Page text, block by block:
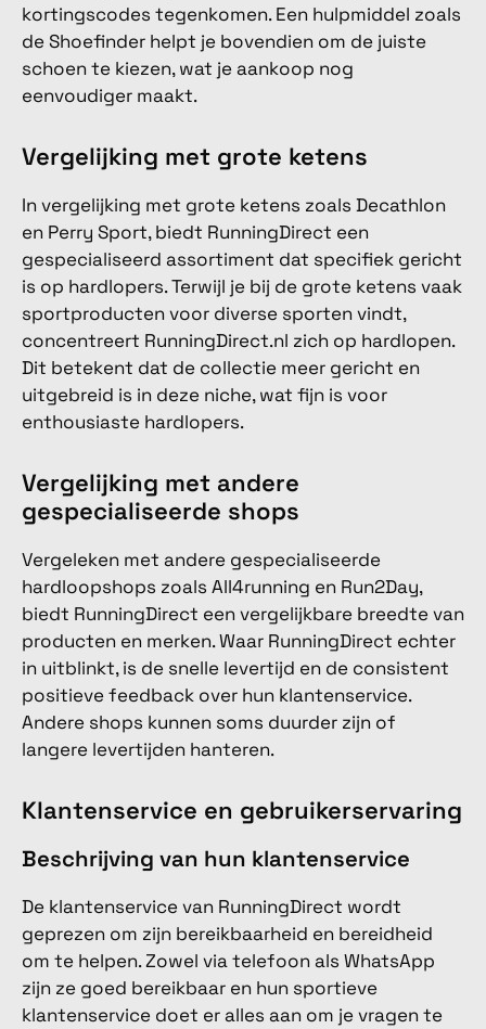
kortingscodes tegenkomen. Een hulpmiddel zoals
de Shoefinder helpt je bovendien om de juiste
schoen te kiezen, wat je aankoop nog
eenvoudiger maakt.
Vergelijking met grote ketens
In vergelijking met grote ketens zoals Decathlon
en Perry Sport, biedt RunningDirect een
gespecialiseerd assortiment dat specifiek gericht
is op hardlopers. Terwijl je bij de grote ketens vaak
sportproducten voor diverse sporten vindt,
concentreert RunningDirect.nl zich op hardlopen.
Dit betekent dat de collectie meer gericht en
uitgebreid is in deze niche, wat fijn is voor
enthousiaste hardlopers.
Vergelijking met andere
gespecialiseerde shops
Vergeleken met andere gespecialiseerde
hardloopshops zoals All4running en Run2Day,
biedt RunningDirect een vergelijkbare breedte van
producten en merken. Waar RunningDirect echter
in uitblinkt, is de snelle levertijd en de consistent
positieve feedback over hun klantenservice.
Andere shops kunnen soms duurder zijn of
langere levertijden hanteren.
Klantenservice en gebruikerservaring
Beschrijving van hun klantenservice
De klantenservice van RunningDirect wordt
geprezen om zijn bereikbaarheid en bereidheid
om te helpen. Zowel via telefoon als WhatsApp
zijn ze goed bereikbaar en hun sportieve
klantenservice doet er alles aan om je vragen te